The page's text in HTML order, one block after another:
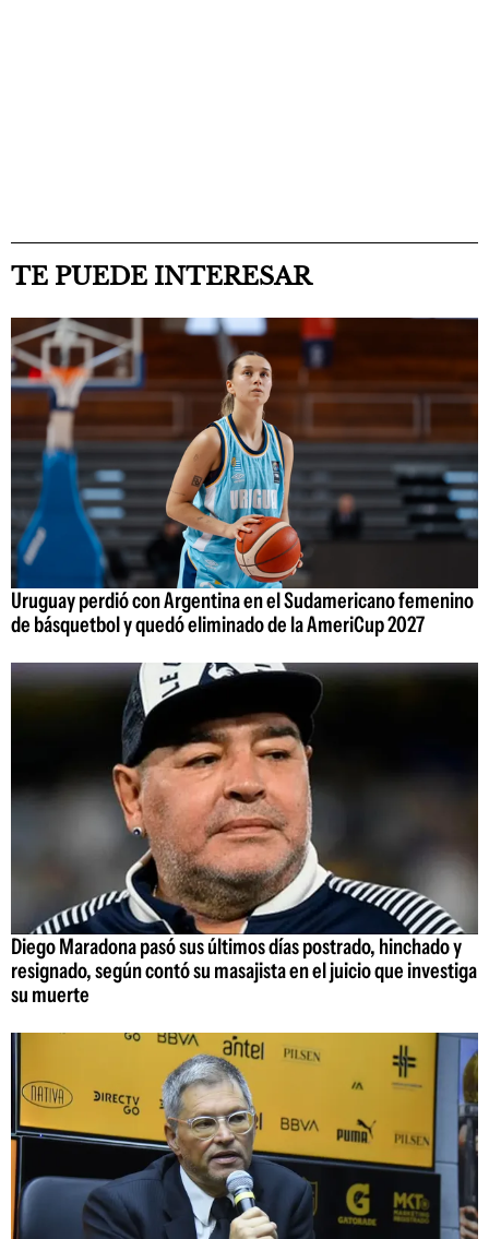
TE PUEDE INTERESAR
Uruguay perdió con Argentina en el Sudamericano femenino
de básquetbol y quedó eliminado de la AmeriCup 2027
Diego Maradona pasó sus últimos días postrado, hinchado y
resignado, según contó su masajista en el juicio que investiga
su muerte